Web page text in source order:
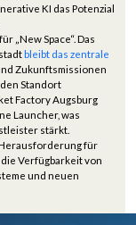
KI das Potenzial
„New Space“. Das
bleibt das zentrale
Zukunftsmissionen
Standort
Factory Augsburg
Launcher, was
stärkt.
für
Verfügbarkeit von
und neuen